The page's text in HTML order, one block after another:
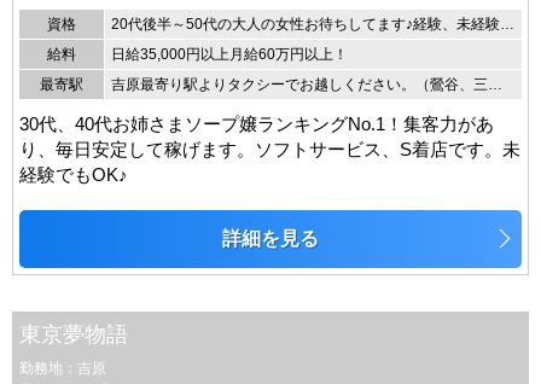
資格
20代後半～50代の大人の女性お待ちしてます♪経験、未経験問いません。
給料
日給35,000円以上月給60万円以上！
最寄駅
吉原最寄り駅よりタクシーでお越しください。（鶯谷、三ノ輪、浅草、南千住）タクシー代はお店の方でお支払い致します。
30代、40代お姉さまソープ嬢ランキングNo.1！集客力があ
り、毎日安定して稼げます。ソフトサービス、S着店です。未
経験でもOK♪
詳細を見る
東京夢物語
勤務地：吉原